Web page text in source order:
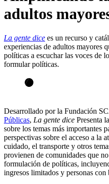
adultos
La gente dice es un recurso y
experiencias de adultos mayores
políticas a escuchar las voces de
formular políticas.
Desarrollado por la Fundación
Públicas, La gente dice Presenta
sobre los temas más importantes
perspectivas sobre el acceso a la
cuidado, el transporte y otros
provienen de comunidades que
formulación de políticas,
ingresos limitados y personas